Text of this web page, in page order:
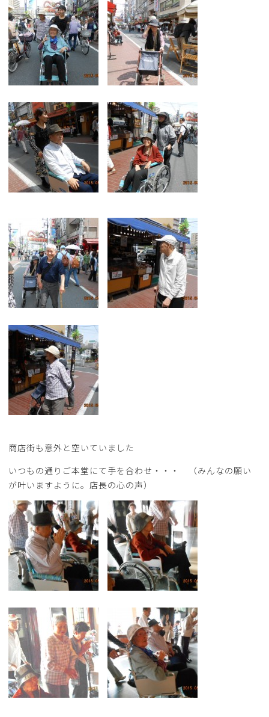
商店街も意外と空いていました
いつもの通りご本堂にて手を合わせ・・・ （みんなの願い
が叶いますように。店長の心の声）